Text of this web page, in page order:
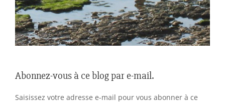
Abonnez-vous à ce blog par e-mail.
Saisissez votre adresse e-mail pour vous abonner à ce